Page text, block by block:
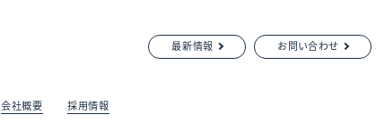
会社概要 採用情報
最新情報 お問い合わせ